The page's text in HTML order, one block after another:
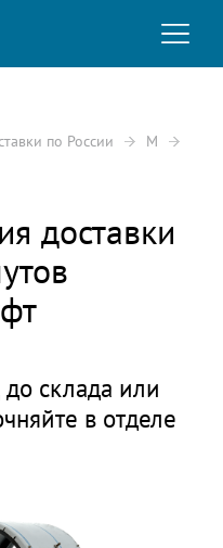
по России М
доставки
склада или
в отделе